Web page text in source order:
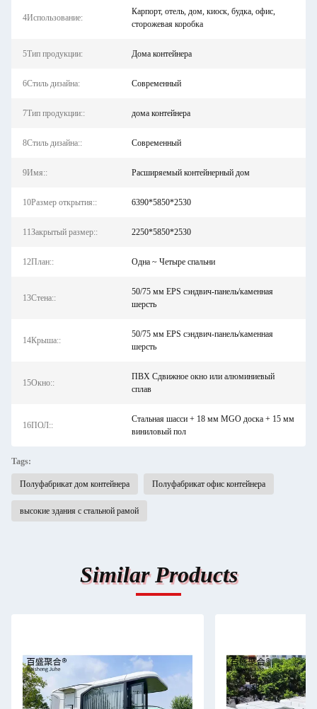
4Использование:
Карпорт, отель, дом, киоск, будка, офис,
сторожевая коробка
5Тип продукции: Дома контейнера
6Стиль дизайна: Современный
7Тип продукции:: дома контейнера
8Стиль дизайна:: Современный
9Имя:: Расширяемый контейнерный дом
10Размер открытия:: 6390*5850*2530
11Закрытый размер:: 2250*5850*2530
12План:: Одна ~ Четыре спальни
13Стена::
50/75 мм EPS сэндвич-панель/каменная
шерсть
14Крыша::
50/75 мм EPS сэндвич-панель/каменная
шерсть
15Окно::
ПВХ Сдвижное окно или алюминиевый
сплав
16ПОЛ::
Стальная шасси + 18 мм MGO доска + 15 мм
виниловый пол
Tags:
Полуфабрикат дом контейнера Полуфабрикат офис контейнера
высокие здания с стальной рамой
Similar Products